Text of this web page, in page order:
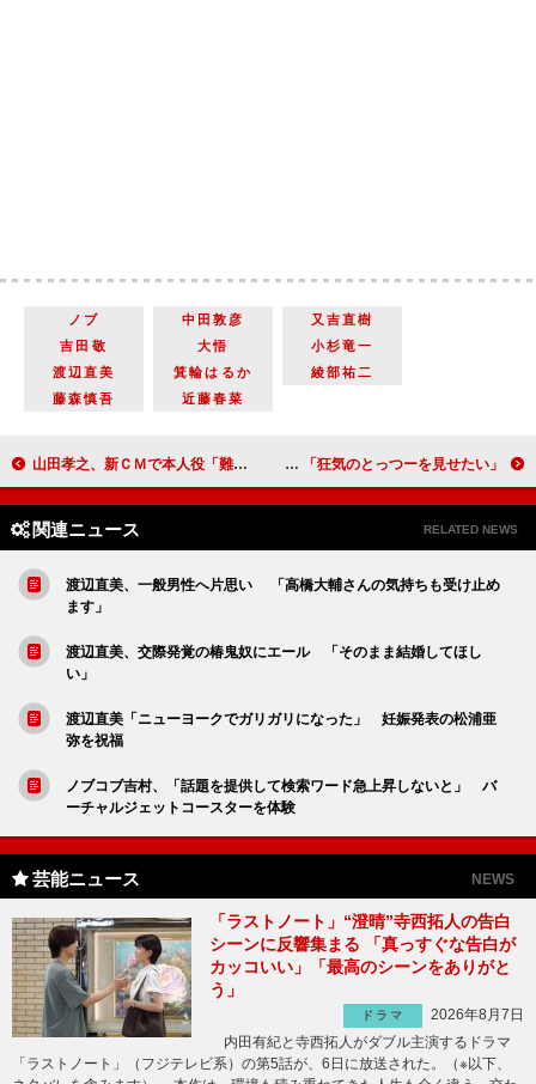
ノブ 中田敦彦
又吉直樹
吉田敬
大悟
小杉竜一
渡辺直美
箕輪はるか
綾部祐二
藤森慎吾
近藤春菜
山田孝之、新ＣＭで本人役「難しかった」 “大作”を理由に俳優一時休業！？ 「狂気のとっつーを見せたい」 Ａ．Ｂ．Ｃ－Ｚ戸塚主演舞台で演出・錦織が宣言
関連ニュース RELATED NEWS
渡辺直美、一般男性へ片思い 「高橋大輔さんの気持ちも受け止め
ます」
渡辺直美、交際発覚の椿鬼奴にエール 「そのまま結婚してほし
い」
渡辺直美「ニューヨークでガリガリになった」 妊娠発表の松浦亜
弥を祝福
ノブコブ吉村、「話題を提供して検索ワード急上昇しないと」 バ
ーチャルジェットコースターを体験
芸能ニュース NEWS
「ラストノート」“澄晴”寺西拓人の告白
シーンに反響集まる 「真っすぐな告白が
カッコいい」「最高のシーンをありがと
う」
ドラマ
2026年8月7日
内田有紀と寺西拓人がダブル主演するドラマ
「ラストノート」（フジテレビ系）の第5話が、6日に放送された。（※以下、